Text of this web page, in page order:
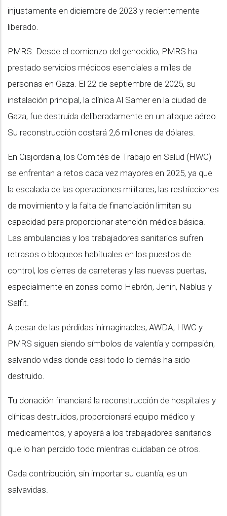
injustamente en diciembre de 2023 y recientemente
liberado.
PMRS: Desde el comienzo del genocidio, PMRS ha
prestado servicios médicos esenciales a miles de
personas en Gaza. El 22 de septiembre de 2025, su
instalación principal, la clínica Al Samer en la ciudad de
Gaza, fue destruida deliberadamente en un ataque aéreo.
Su reconstrucción costará 2,6 millones de dólares.
En Cisjordania, los Comités de Trabajo en Salud (HWC)
se enfrentan a retos cada vez mayores en 2025, ya que
la escalada de las operaciones militares, las restricciones
de movimiento y la falta de financiación limitan su
capacidad para proporcionar atención médica básica.
Las ambulancias y los trabajadores sanitarios sufren
retrasos o bloqueos habituales en los puestos de
control, los cierres de carreteras y las nuevas puertas,
especialmente en zonas como Hebrón, Jenin, Nablus y
Salfit.
A pesar de las pérdidas inimaginables, AWDA, HWC y
PMRS siguen siendo símbolos de valentía y compasión,
salvando vidas donde casi todo lo demás ha sido
destruido.
Tu donación financiará la reconstrucción de hospitales y
clínicas destruidos, proporcionará equipo médico y
medicamentos, y apoyará a los trabajadores sanitarios
que lo han perdido todo mientras cuidaban de otros.
Cada contribución, sin importar su cuantía, es un
salvavidas.